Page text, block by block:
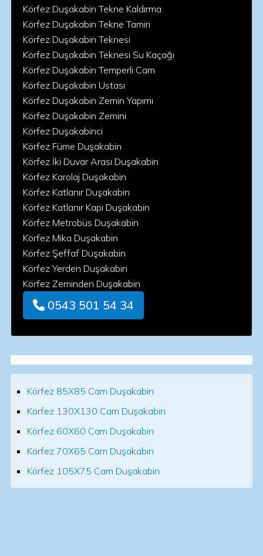
Körfez Duşakabin Tekne Kaldırma
Körfez Duşakabin Tekne Tamiri
Körfez Duşakabin Teknesi
Körfez Duşakabin Teknesi Su Kaçağı
Körfez Duşakabin Temperli Cam
Körfez Duşakabin Ustası
Körfez Duşakabin Zemin Yapımı
Körfez Duşakabin Zemini
Körfez Duşakabinci
Körfez Füme Duşakabin
Körfez İki Duvar Arası Duşakabin
Körfez Karolaj Duşakabin
Körfez Katlanır Duşakabin
Körfez Katlanır Kapı Duşakabin
Körfez Metrobüs Duşakabin
Körfez Mika Duşakabin
Körfez Şeffaf Duşakabin
Körfez Yerden Duşakabin
Körfez Zeminden Duşakabin
0543 501 54 34
Körfez 85X85 Cam Duşakabin
Körfez 130X130 Cam Duşakabin
Körfez 60X60 Cam Duşakabin
Körfez 70X65 Cam Duşakabin
Körfez 105X75 Cam Duşakabin